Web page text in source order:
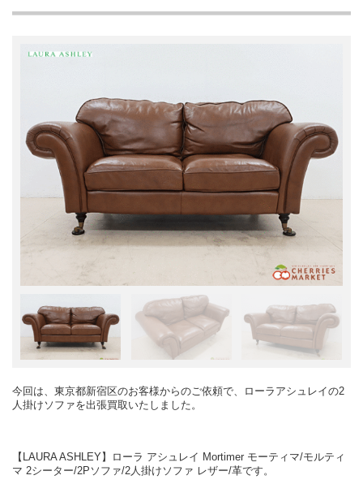
今回は、東京都新宿区のお客様からのご依頼で、ローラアシュレイの2
人掛けソファを出張買取いたしました。
【LAURA ASHLEY】ローラ アシュレイ Mortimer モーティマ/モルティ
マ 2シーター/2Pソファ/2人掛けソファ レザー/革です。